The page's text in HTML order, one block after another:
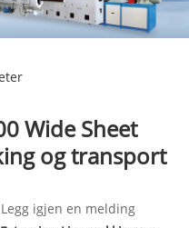
Wide Sheet
og transport
Legg igjen en melding